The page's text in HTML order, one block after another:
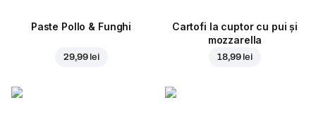
Paste Pollo & Funghi
29,99 lei
Cartofi la cuptor cu pui și
mozzarella
18,99 lei